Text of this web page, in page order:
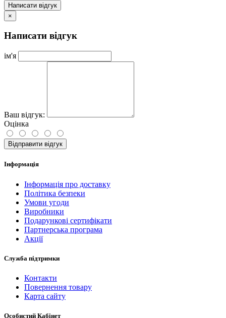
Написати відгук
×
Написати відгук
ім'я
Ваш відгук:
Оцінка
Відправити відгук
Інформація
Інформація про доставку
Політика безпеки
Умови угоди
Виробники
Подарункові сертифікати
Партнерська програма
Акції
Служба підтримки
Контакти
Повернення товару
Карта сайту
Особистий Кабінет